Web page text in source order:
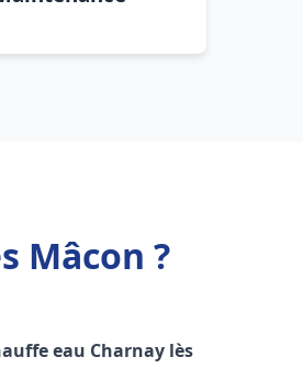
Mâcon ?
eau Charnay lès